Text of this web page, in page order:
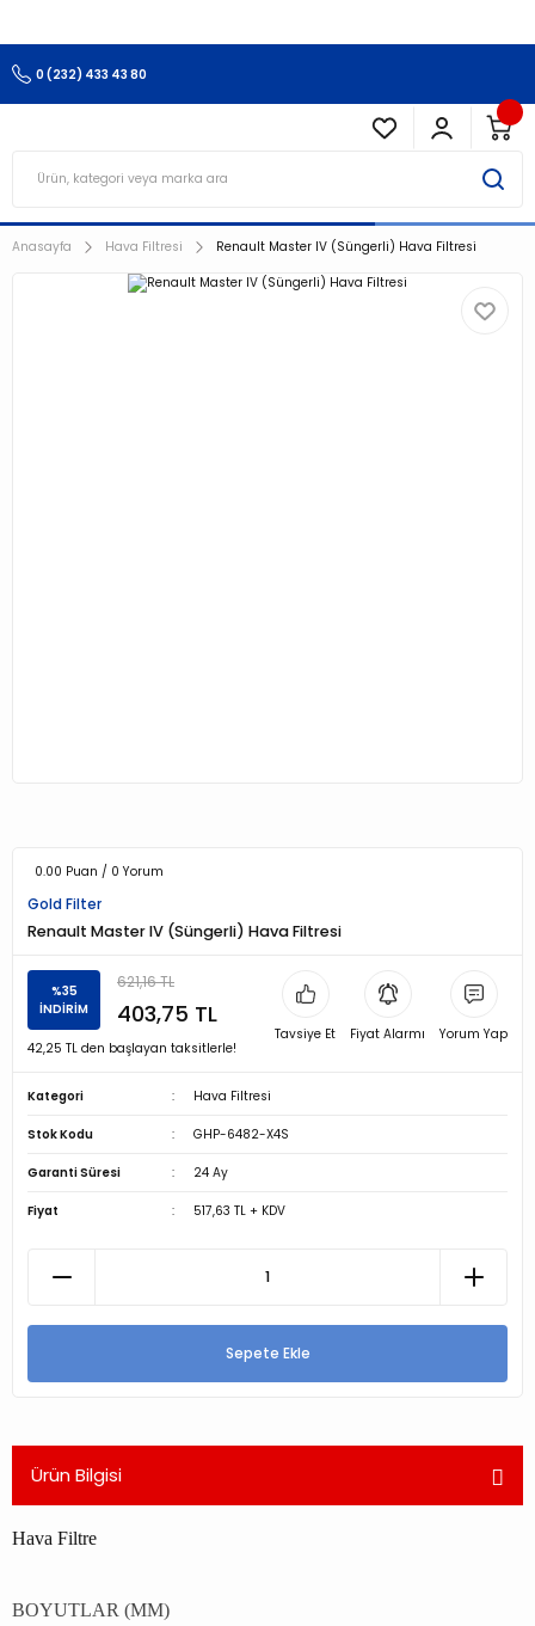
0 (232) 433 43 80
Anasayfa Hava Filtresi Renault Master IV (Süngerli) Hava Filtresi
0.00 Puan / 0 Yorum
Gold Filter
Renault Master IV (Süngerli) Hava Filtresi
%35
İNDİRİM
621,16 TL
403,75 TL
42,25 TL den başlayan taksitlerle!
Tavsiye Et Fiyat Alarmı Yorum Yap
Kategori Hava Filtresi
Stok Kodu GHP-6482-X4S
Garanti Süresi 24 Ay
Fiyat 517,63 TL + KDV
Sepete Ekle
Ürün Bilgisi
Hava Filtre
BOYUTLAR (MM)